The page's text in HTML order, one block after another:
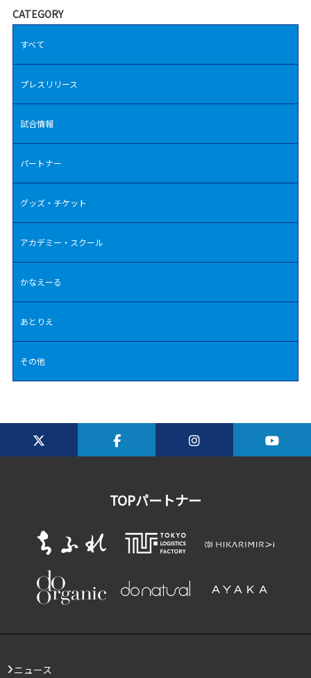
CATEGORY
すべて
プレスリリース
試合情報
パートナー
グッズ・チケット
アカデミー・スクール
かなえーる
あとりえ
その他
TOPパートナー
ニュース